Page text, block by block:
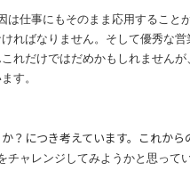
は仕事にもそのまま応用すること
ればなりません。そして優秀な
れだけではだめかもしれません
す。
？につき考えています。これか
チャレンジしてみようかと思ってい